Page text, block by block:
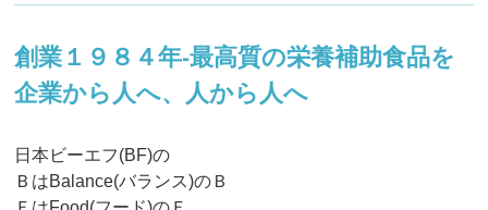
創業１９８４年-最高質の栄養補助食品を
企業から人へ、人から人へ
日本ビーエフ(BF)の
ＢはBalance(バランス)のＢ